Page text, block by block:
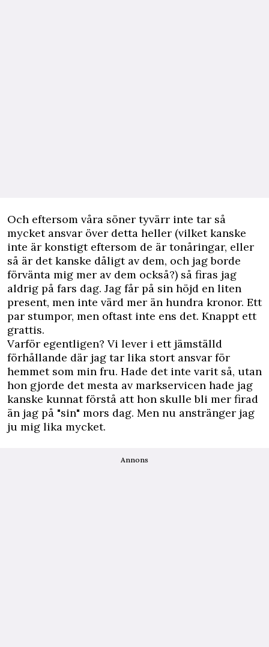
Och eftersom våra söner tyvärr inte tar så
mycket ansvar över detta heller (vilket kanske
inte är konstigt eftersom de är tonåringar, eller
så är det kanske dåligt av dem, och jag borde
förvänta mig mer av dem också?) så firas jag
aldrig på fars dag. Jag får på sin höjd en liten
present, men inte värd mer än hundra kronor. Ett
par stumpor, men oftast inte ens det. Knappt ett
grattis.
Varför egentligen? Vi lever i ett jämställd
förhållande där jag tar lika stort ansvar för
hemmet som min fru. Hade det inte varit så, utan
hon gjorde det mesta av markservicen hade jag
kanske kunnat förstå att hon skulle bli mer firad
än jag på "sin" mors dag. Men nu anstränger jag
ju mig lika mycket.
Annons